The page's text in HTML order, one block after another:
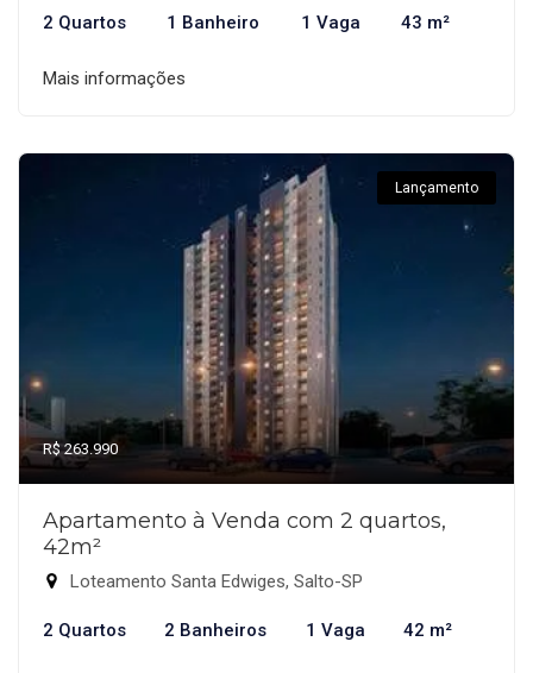
2 Quartos 1 Banheiro 1 Vaga 43 m²
Mais informações
Lançamento
R$ 263.990
Apartamento à Venda com 2 quartos,
42m²
Loteamento Santa Edwiges, Salto-SP
2 Quartos 2 Banheiros 1 Vaga 42 m²